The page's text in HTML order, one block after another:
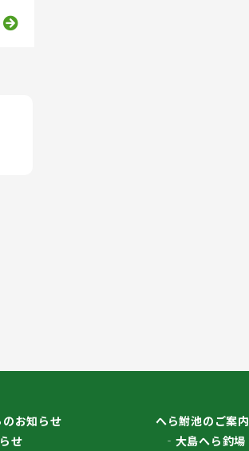
お知らせ
せ
へら鮒池のご案内
大島へら釣場